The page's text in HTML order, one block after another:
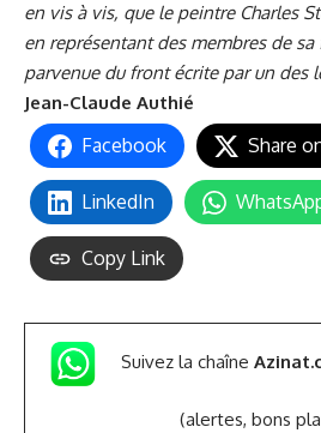
en vis à vis, que le peintre Charles
en représentant des membres de
parvenue du front écrite par un des
Jean-Claude Authié
Facebook Share
LinkedIn
Copy Link
Suivez la chaîne
(alertes, bons